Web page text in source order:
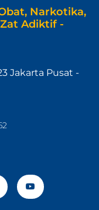
Narkotika,
Adiktif -
Jakarta Pusat -